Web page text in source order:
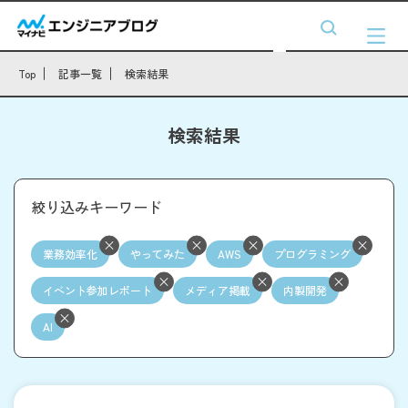
Top 記事一覧 検索結果
検索結果
絞り込みキーワード
業務効率化 やってみた AWS プログラミング
イベント参加レポート メディア掲載 内製開発
AI